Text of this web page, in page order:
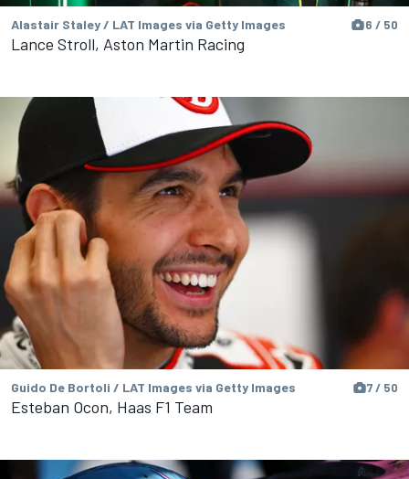
Alastair Staley / LAT Images via Getty Images 6 / 50
Lance Stroll, Aston Martin Racing
Guido De Bortoli / LAT Images via Getty Images 7 / 50
Esteban Ocon, Haas F1 Team